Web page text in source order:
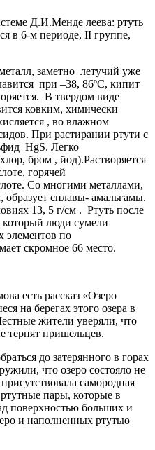
Д.И.Менде леева: ртуть
в 6-м периоде, II группе,
заметно летучий уже
при –38, 86ºС, кипит
В твердом виде
ковким, химически
, во влажном
При растирании ртути с
НgS. Легко
бром , йод).Растворяется
горячей
Со многими металлами,
образует сплавы- амальгамы.
13, 5 г/см . Ртуть после
люди сумели
элементов по
скромное 66 место.
есть рассказ «Озеро
на берегах этого озера в
жители уверяли, что
терпят пришельцев.
до затерянного в горах
что озеро состояло не
самородная
пары, которые в
поверхностью больших и
и наполненных ртутью